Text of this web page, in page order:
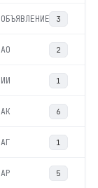
ОБЪЯВЛЕНИЕ 3
АО 2
ИИ 1
АК 6
АГ 1
АР 5